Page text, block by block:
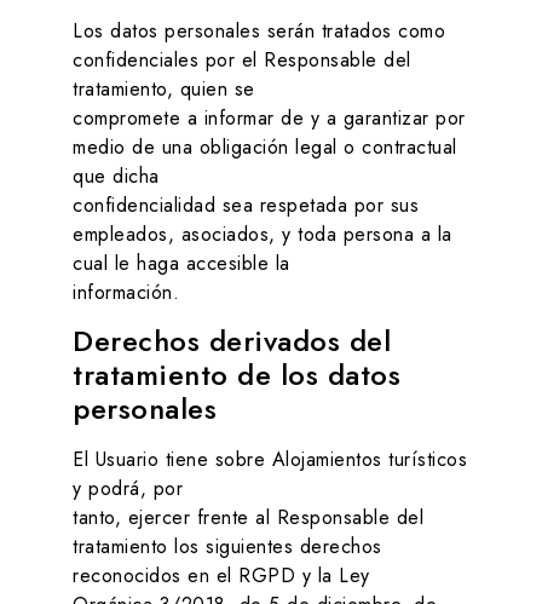
Los datos personales serán tratados como
confidenciales por el Responsable del
tratamiento, quien se
compromete a informar de y a garantizar por
medio de una obligación legal o contractual
que dicha
confidencialidad sea respetada por sus
empleados, asociados, y toda persona a la
cual le haga accesible la
información.
Derechos derivados del
tratamiento de los datos
personales
El Usuario tiene sobre Alojamientos turísticos
y podrá, por
tanto, ejercer frente al Responsable del
tratamiento los siguientes derechos
reconocidos en el RGPD y la Ley